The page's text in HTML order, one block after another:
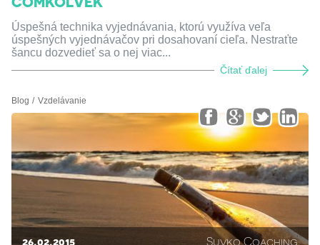
Úspešná technika vyjednávania, ktorú využíva veľa
úspešných vyjednávačov pri dosahovaní cieľa. Nestraťte
šancu dozvedieť sa o nej viac...
Čítať ďalej
Blog Vzdelávanie
26.02.2015 Suvko Coaching